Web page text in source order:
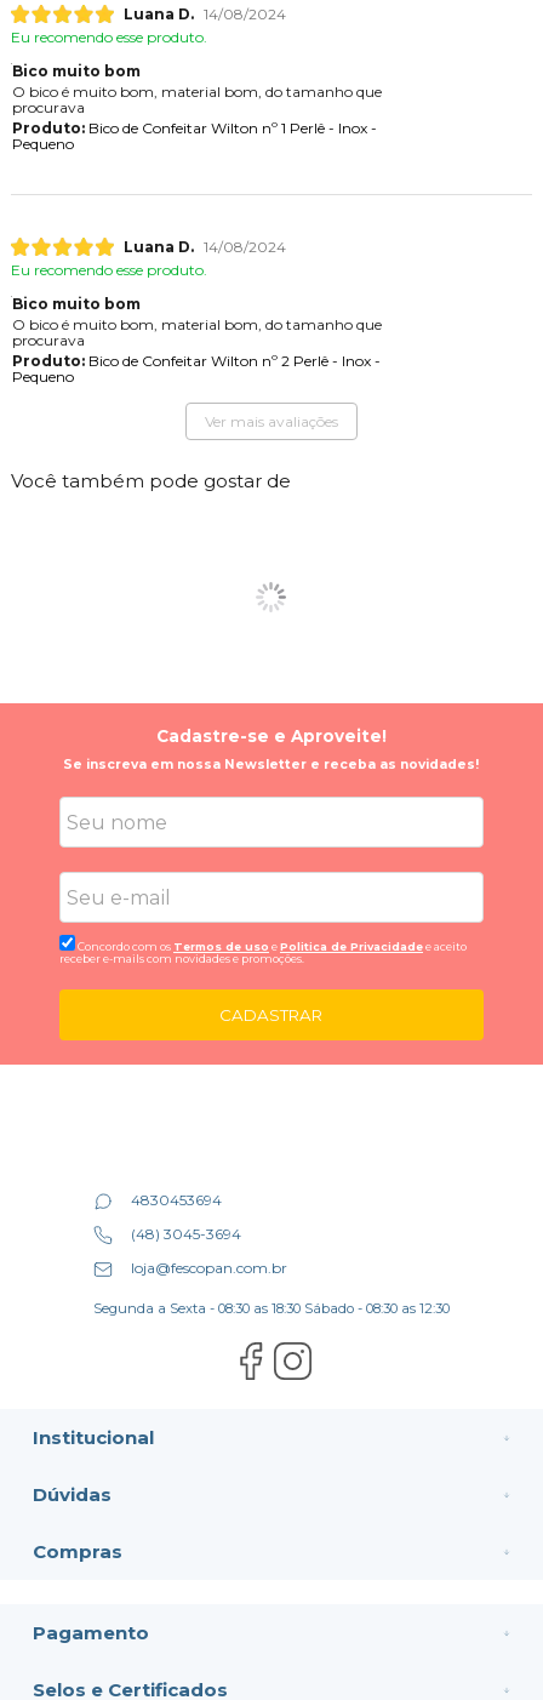
Luana D. 14/08/2024
Eu recomendo esse produto.
Bico muito bom
O bico é muito bom, material bom, do tamanho que
procurava
Produto:Bico de Confeitar Wilton nº 1 Perlê - Inox -
Pequeno
Luana D. 14/08/2024
Eu recomendo esse produto.
Bico muito bom
O bico é muito bom, material bom, do tamanho que
procurava
Produto:Bico de Confeitar Wilton nº 2 Perlê - Inox -
Pequeno
Ver mais avaliações
Você também pode gostar de
Cadastre-se e Aproveite!
Se inscreva em nossa Newsletter e receba as novidades!
Concordo com os Termos de uso ePolitica de Privacidadee aceito
receber e-mails com novidades e promoções.
CADASTRAR
Institucional
Dúvidas
Compras
4830453694
(48) 3045-3694
loja@fescopan.com.br
Segunda a Sexta - 08:30 as 18:30 Sábado - 08:30 as 12:30
Pagamento
Selos e Certificados